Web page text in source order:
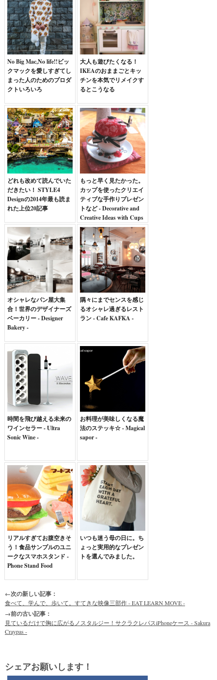
No Big Mac,No life!!ビッ
クマックを愛しすぎてし
まった人のためのプロダ
クトいろいろ
大人も遊びたくなる！
IKEAのおままごとキッ
チンを本気でリメイクす
るとこうなる
どれも改めて読んでいた
だきたい！ STYLE4
Designの2014年最も読ま
れた上位20記事
もっと早く見たかった。
カップを使ったクリエイ
ティブな手作りプレゼン
トなど - Decorative and
Creative Ideas with Cups
-
オシャレなパン屋大集
合！世界のデザイナーズ
ベーカリー - Designer
Bakery -
隅々にまでセンスを感じ
るオシャレ過ぎるレスト
ラン - Cafe KAFKA -
時間を飛び越える未来の
ワインセラー - Ultra
Sonic Wine -
お料理が美味しくなる魔
法のステッキ☆ - Magical
sapor -
リアルすぎてお腹空きそ
う！食品サンプルのユニ
ークなスマホスタンド -
Phone Stand Food
いつも迷う母の日に。ち
ょっと実用的なプレゼン
トを選んでみました。
←次の新しい記事：
食べて、学んで、歩いて。すてきな映像三部作 - EAT LEARN MOVE -
→前の古い記事：
見ているだけで胸に広がるノスタルジー！サクラクレパスiPhoneケース - Sakura
Craypas -
シェアお願いします！